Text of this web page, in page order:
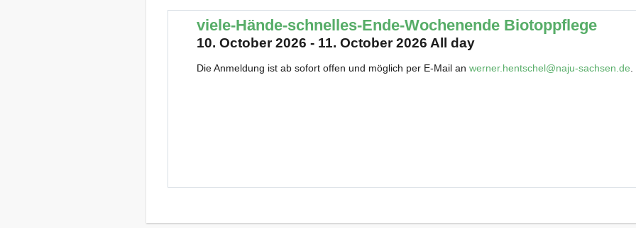
viele-Hände-schnelles-Ende-Wochenende Biotoppflege
10. October 2026 - 11. October 2026 All day
Die Anmeldung ist ab sofort offen und möglich per E-Mail an werner.hentschel@naju-sachsen.de